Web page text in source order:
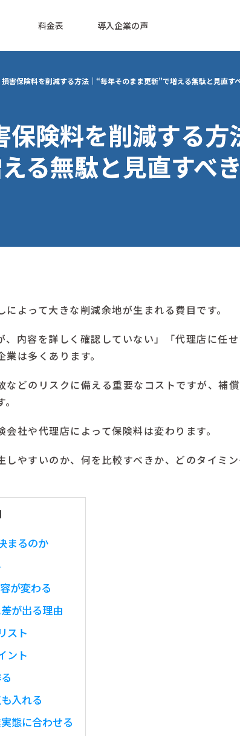
料金表 導入企業の声
保険料を削減する
る無駄と見直すべ
損害保険料を削減する方法｜“毎年そのまま更新”で増える無駄と見直す
よって大きな削減余地が生まれる費目です。
、内容を詳しく確認していない」「代理店に任
は多くあります。
などのリスクに備える重要なコストですが、補
社や代理店によって保険料は変わります。
やすいのか、何を比較すべきか、どのタイミ
まるのか
が変わる
が出る理由
スト
ント
入れる
態に合わせる